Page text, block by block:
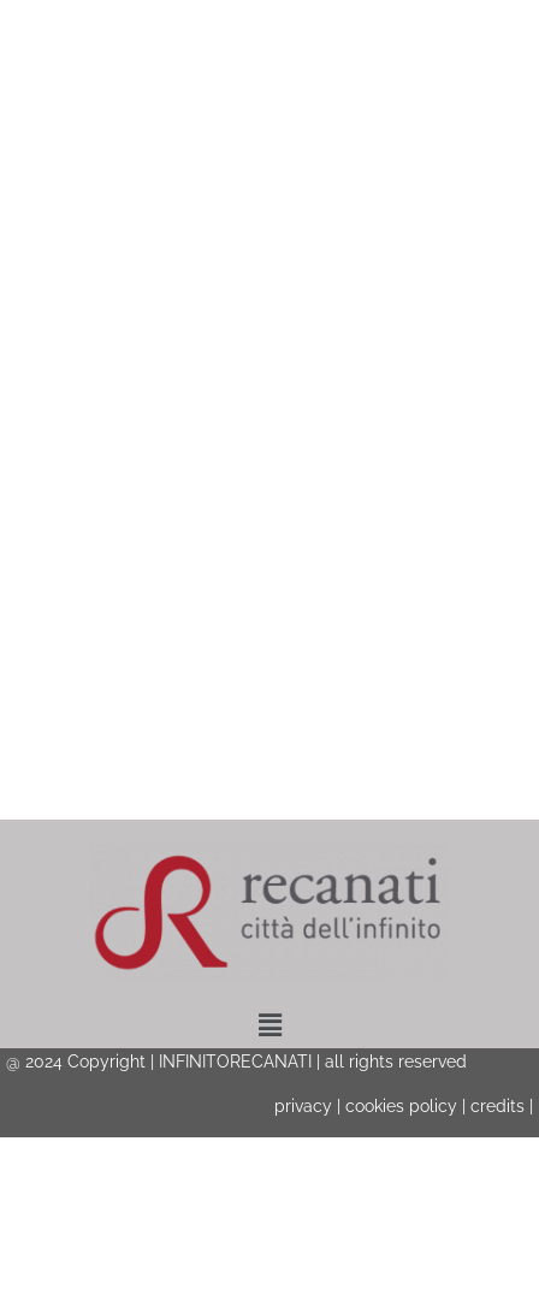
Menu
@ 2024 Copyright | INFINITORECANATI | all rights reserved
privacy cookies policy credits